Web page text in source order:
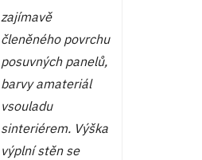
zajímavě
členěného povrchu
posuvných panelů,
barvy amateriál
vsouladu
sinteriérem. Výška
výplní stěn se